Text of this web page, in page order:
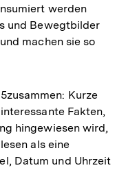
werden
und Bewegtbilder
machen sie so
Kurze
Fakten,
hingewiesen wird,
als eine
Datum und Uhrzeit